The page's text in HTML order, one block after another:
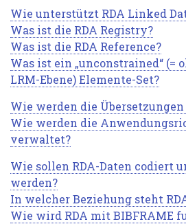
Wie unterstützt RDA Linked
Was ist die RDA Registry?
Was ist die RDA Reference?
Was ist ein „unconstrained“ (=
LRM-Ebene) Elemente-Set?
Wie werden die
Wie werden die
verwaltet?
Wie sollen RDA-Daten codiert
werden?
In welcher Beziehung steht
Wie wird RDA mit BIBFRAME